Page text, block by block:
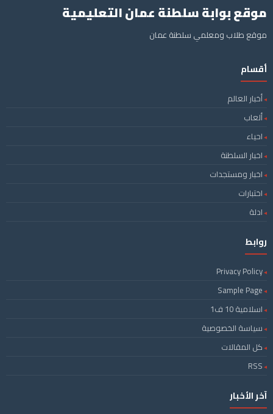
موقع بوابة سلطنة عمان التعليمية
موقع طلاب ومعلمي سلطنة عمان
أقسام
أخبار العالم
ألعاب
احياء
اخبار السلطنة
اخبار ومستجدات
اختبارات
ادلة
روابط
Privacy Policy
Sample Page
اسلامية 10 ف1
سياسة الخصوصية
كل المقالات
RSS
آخر الأخبار